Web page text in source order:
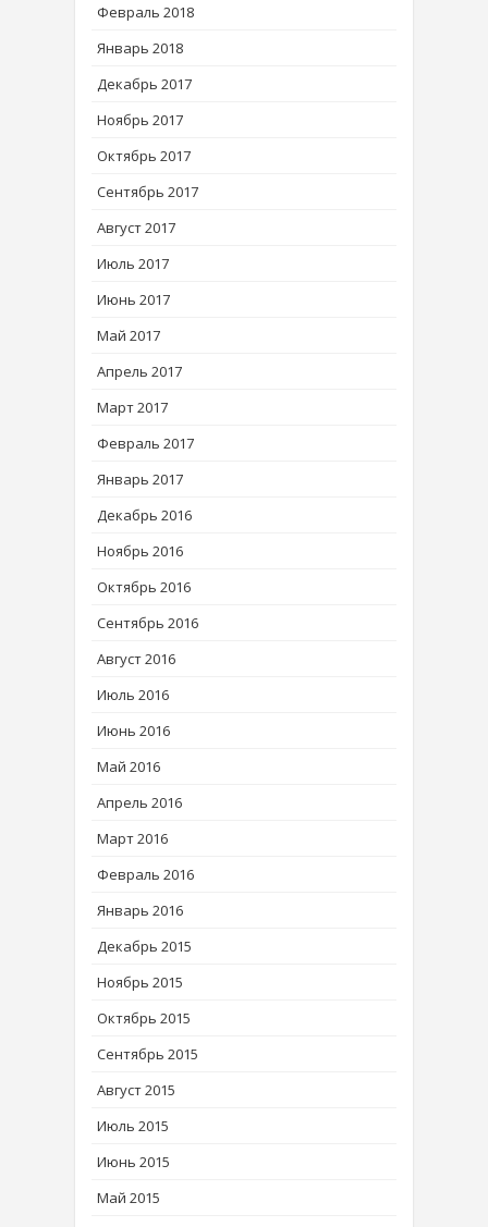
Февраль 2018
Январь 2018
Декабрь 2017
Ноябрь 2017
Октябрь 2017
Сентябрь 2017
Август 2017
Июль 2017
Июнь 2017
Май 2017
Апрель 2017
Март 2017
Февраль 2017
Январь 2017
Декабрь 2016
Ноябрь 2016
Октябрь 2016
Сентябрь 2016
Август 2016
Июль 2016
Июнь 2016
Май 2016
Апрель 2016
Март 2016
Февраль 2016
Январь 2016
Декабрь 2015
Ноябрь 2015
Октябрь 2015
Сентябрь 2015
Август 2015
Июль 2015
Июнь 2015
Май 2015